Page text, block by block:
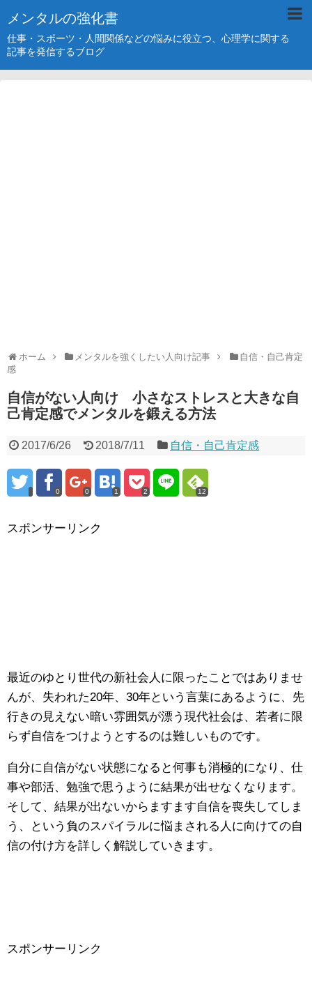
メンタルの強化書
仕事・スポーツ・人間関係などの悩みに役立つ、心理学に関する
記事を発信するブログ
ホーム メンタルを強くしたい人向け記事
自信・自己肯定
感
自信がない人向け 小さなストレスと大きな自
己肯定感でメンタルを鍛える方法
2017/6/26 2018/7/11 自信・自己肯定感
0 0 1 2 12
スポンサーリンク
最近のゆとり世代の新社会人に限ったことではありませ
んが、失われた20年、30年という言葉にあるように、先
行きの見えない暗い雰囲気が漂う現代社会は、若者に限
らず自信をつけようとするのは難しいものです。
自分に自信がない状態になると何事も消極的になり、仕
事や部活、勉強で思うように結果が出せなくなります。
そして、結果が出ないからますます自信を喪失してしま
う、という負のスパイラルに悩まされる人に向けての自
信の付け方を詳しく解説していきます。
スポンサーリンク